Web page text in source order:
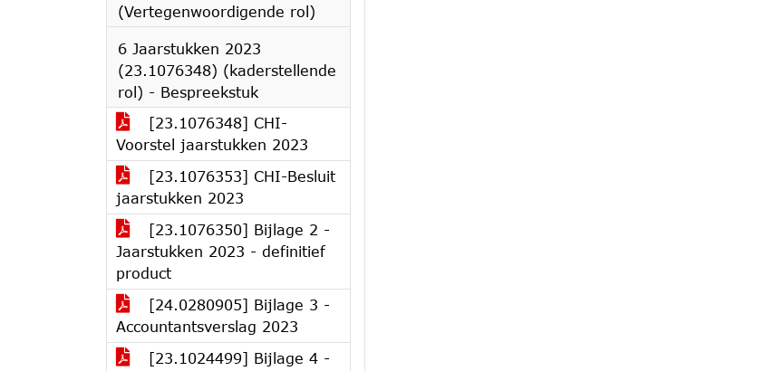
(Vertegenwoordigende rol)
6 Jaarstukken 2023
(23.1076348) (kaderstellende
rol) - Bespreekstuk
[23.1076348] CHI-
Voorstel jaarstukken 2023
[23.1076353] CHI-Besluit
jaarstukken 2023
[23.1076350] Bijlage 2 -
Jaarstukken 2023 - definitief
product
[24.0280905] Bijlage 3 -
Accountantsverslag 2023
[23.1024499] Bijlage 4 -